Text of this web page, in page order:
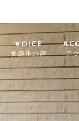
VOICE
受講生の声 ア